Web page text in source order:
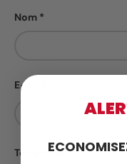
Nom
E-mail
Téléphone